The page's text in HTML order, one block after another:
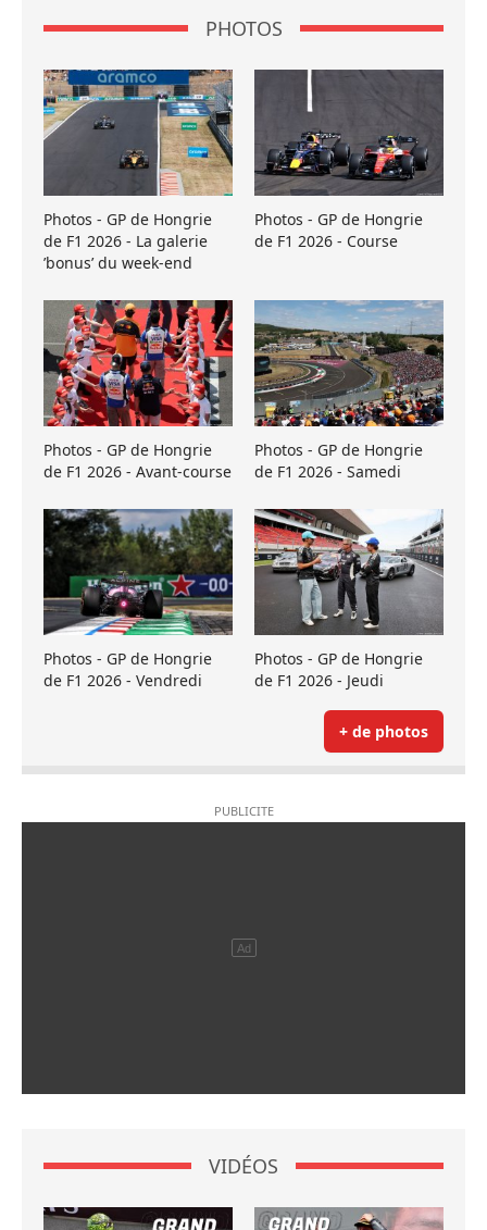
PHOTOS
Photos - GP de Hongrie
de F1 2026 - La galerie
’bonus’ du week-end
Photos - GP de Hongrie
de F1 2026 - Course
Photos - GP de Hongrie
de F1 2026 - Avant-course
Photos - GP de Hongrie
de F1 2026 - Samedi
Photos - GP de Hongrie
de F1 2026 - Vendredi
Photos - GP de Hongrie
de F1 2026 - Jeudi
+ de photos
VIDÉOS